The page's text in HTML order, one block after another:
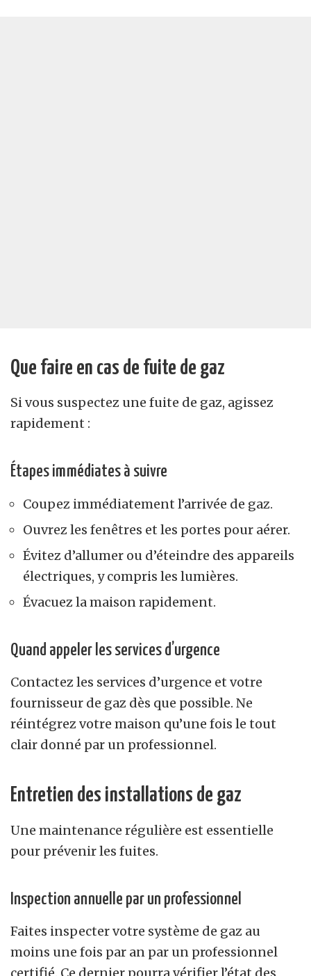
Que faire en cas de fuite de gaz
Si vous suspectez une fuite de gaz, agissez
rapidement :
Étapes immédiates à suivre
Coupez immédiatement l’arrivée de gaz.
Ouvrez les fenêtres et les portes pour aérer.
Évitez d’allumer ou d’éteindre des appareils
électriques, y compris les lumières.
Évacuez la maison rapidement.
Quand appeler les services d’urgence
Contactez les services d’urgence et votre
fournisseur de gaz dès que possible. Ne
réintégrez votre maison qu’une fois le tout
clair donné par un professionnel.
Entretien des installations de gaz
Une maintenance régulière est essentielle
pour prévenir les fuites.
Inspection annuelle par un professionnel
Faites inspecter votre système de gaz au
moins une fois par an par un professionnel